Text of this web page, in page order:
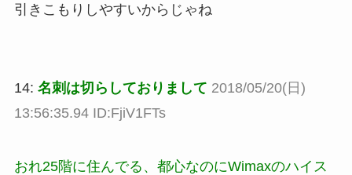
引きこもりしやすいからじゃね
14: 名刺は切らしておりまして 2018/05/20(日)
13:56:35.94 ID:FjiV1FTs
おれ25階に住んでる、都心なのにWimaxのハイス